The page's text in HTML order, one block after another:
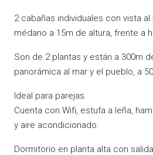
2 cabañas individuales con vista
médano a 15m de altura, frente a
Son de 2 plantas y están a 300m
panorámica al mar y el pueblo, a
Ideal para parejas.
Cuenta con Wifi, estufa a leña,
y aire acondicionado.
Dormitorio en planta alta con